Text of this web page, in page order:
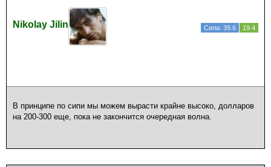
Nikolay Jilin Сила: 39.6 19.4
В принципе по сипи мы можем вырасти крайне высоко, долларов
на 200-300 еще, пока не закончится очередная волна.